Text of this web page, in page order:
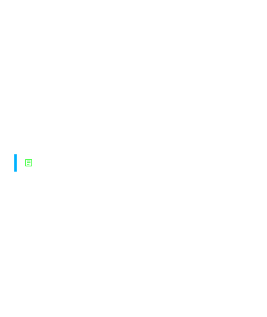
article